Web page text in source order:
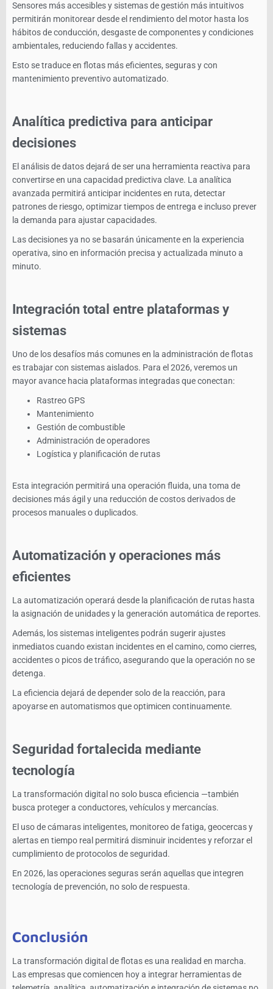
Sensores más accesibles y sistemas de gestión más intuitivos
permitirán monitorear desde el rendimiento del motor hasta los
hábitos de conducción, desgaste de componentes y condiciones
ambientales, reduciendo fallas y accidentes.
Esto se traduce en flotas más eficientes, seguras y con
mantenimiento preventivo automatizado.
Analítica predictiva para anticipar
decisiones
El análisis de datos dejará de ser una herramienta reactiva para
convertirse en una capacidad predictiva clave. La analítica
avanzada permitirá anticipar incidentes en ruta, detectar
patrones de riesgo, optimizar tiempos de entrega e incluso prever
la demanda para ajustar capacidades.
Las decisiones ya no se basarán únicamente en la experiencia
operativa, sino en información precisa y actualizada minuto a
minuto.
Integración total entre plataformas y
sistemas
Uno de los desafíos más comunes en la administración de flotas
es trabajar con sistemas aislados. Para el 2026, veremos un
mayor avance hacia plataformas integradas que conectan:
Rastreo GPS
Mantenimiento
Gestión de combustible
Administración de operadores
Logística y planificación de rutas
Esta integración permitirá una operación fluida, una toma de
decisiones más ágil y una reducción de costos derivados de
procesos manuales o duplicados.
Automatización y operaciones más
eficientes
La automatización operará desde la planificación de rutas hasta
la asignación de unidades y la generación automática de reportes.
Además, los sistemas inteligentes podrán sugerir ajustes
inmediatos cuando existan incidentes en el camino, como cierres,
accidentes o picos de tráfico, asegurando que la operación no se
detenga.
La eficiencia dejará de depender solo de la reacción, para
apoyarse en automatismos que optimicen continuamente.
Seguridad fortalecida mediante
tecnología
La transformación digital no solo busca eficiencia —también
busca proteger a conductores, vehículos y mercancías.
El uso de cámaras inteligentes, monitoreo de fatiga, geocercas y
alertas en tiempo real permitirá disminuir incidentes y reforzar el
cumplimiento de protocolos de seguridad.
En 2026, las operaciones seguras serán aquellas que integren
tecnología de prevención, no solo de respuesta.
Conclusión
La transformación digital de flotas es una realidad en marcha.
Las empresas que comiencen hoy a integrar herramientas de